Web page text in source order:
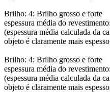
Brilho: 4: Brilho grosso e forte
espessura média do
(espessura média calculada da
objeto é claramente mais
Brilho: 4: Brilho grosso e forte
espessura média do
(espessura média calculada da
objeto é claramente mais